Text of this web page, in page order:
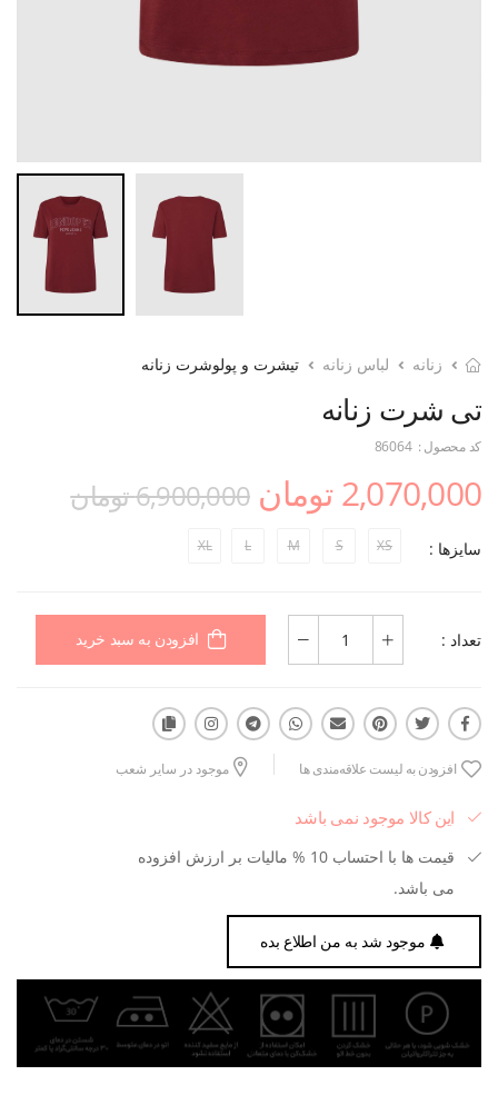
زنانه لباس زنانه تیشرت و پولوشرت زنانه
تی شرت زنانه
کد محصول : 86064
2,070,000 تومان 6,900,000 تومان
سایزها : XS
S
M
L
XL
تعداد : افزودن به سبد خرید
افزودن به لیست علاقه‌مندی ها موجود در سایر شعب
این کالا موجود نمی باشد
قیمت ها با احتساب 10 % مالیات بر ارزش افزوده
می باشد.
موجود شد به من اطلاع بده